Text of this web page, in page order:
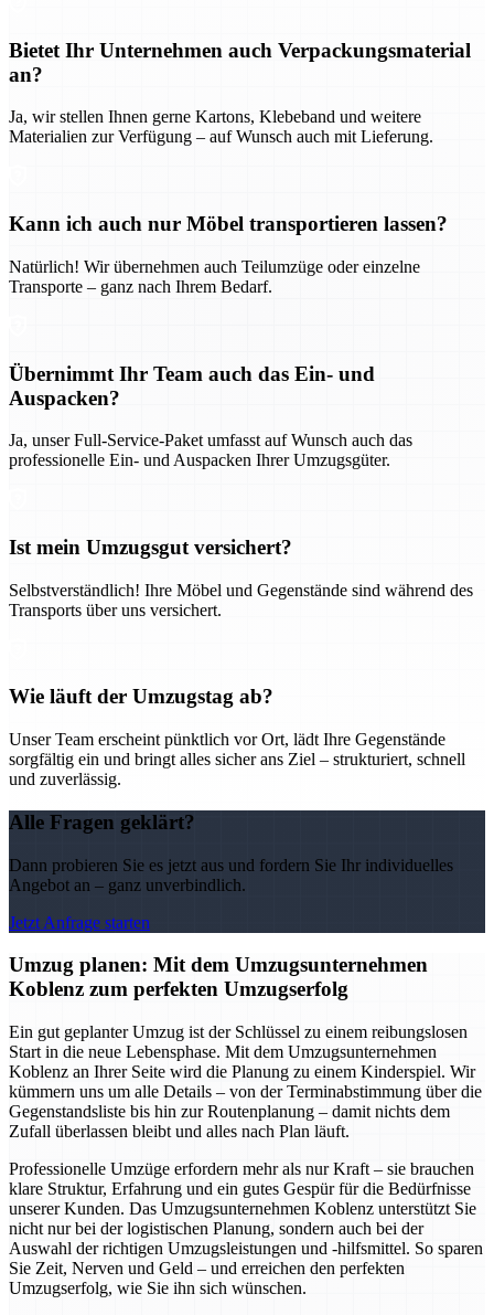
Bietet Ihr Unternehmen auch Verpackungsmaterial
an?
Ja, wir stellen Ihnen gerne Kartons, Klebeband und weitere
Materialien zur Verfügung – auf Wunsch auch mit Lieferung.
Kann ich auch nur Möbel transportieren lassen?
Natürlich! Wir übernehmen auch Teilumzüge oder einzelne
Transporte – ganz nach Ihrem Bedarf.
Übernimmt Ihr Team auch das Ein- und
Auspacken?
Ja, unser Full-Service-Paket umfasst auf Wunsch auch das
professionelle Ein- und Auspacken Ihrer Umzugsgüter.
Ist mein Umzugsgut versichert?
Selbstverständlich! Ihre Möbel und Gegenstände sind während des
Transports über uns versichert.
Wie läuft der Umzugstag ab?
Unser Team erscheint pünktlich vor Ort, lädt Ihre Gegenstände
sorgfältig ein und bringt alles sicher ans Ziel – strukturiert, schnell
und zuverlässig.
Alle Fragen geklärt?
Dann probieren Sie es jetzt aus und fordern Sie Ihr individuelles
Angebot an – ganz unverbindlich.
Jetzt Anfrage starten
Umzug planen: Mit dem Umzugsunternehmen
Koblenz zum perfekten Umzugserfolg
Ein gut geplanter Umzug ist der Schlüssel zu einem reibungslosen
Start in die neue Lebensphase. Mit dem Umzugsunternehmen
Koblenz an Ihrer Seite wird die Planung zu einem Kinderspiel. Wir
kümmern uns um alle Details – von der Terminabstimmung über die
Gegenstandsliste bis hin zur Routenplanung – damit nichts dem
Zufall überlassen bleibt und alles nach Plan läuft.
Professionelle Umzüge erfordern mehr als nur Kraft – sie brauchen
klare Struktur, Erfahrung und ein gutes Gespür für die Bedürfnisse
unserer Kunden. Das Umzugsunternehmen Koblenz unterstützt Sie
nicht nur bei der logistischen Planung, sondern auch bei der
Auswahl der richtigen Umzugsleistungen und -hilfsmittel. So sparen
Sie Zeit, Nerven und Geld – und erreichen den perfekten
Umzugserfolg, wie Sie ihn sich wünschen.